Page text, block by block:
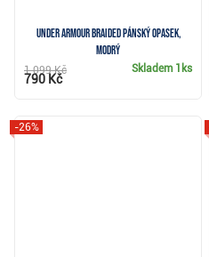
Under Armour Braided pánský opasek,
modrý
Skladem 1ks
1 099 Kč
790 Kč
-26%